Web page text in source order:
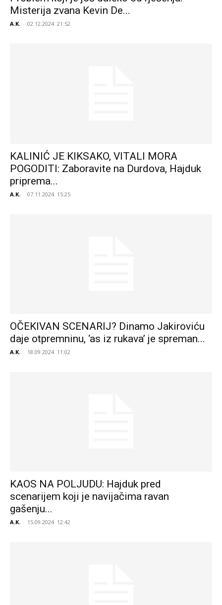
Misterija zvana Kevin De...
A.K. - 02.12.2024. 21:52
KALINIĆ JE KIKSAKO, VITALI MORA
POGODITI: Zaboravite na Durdova, Hajduk
priprema...
A.K. - 07.11.2024. 15:25
OČEKIVAN SCENARIJ? Dinamo Jakiroviću
daje otpremninu, ‘as iz rukava’ je spreman...
A.K. - 18.09.2024. 11:02
KAOS NA POLJUDU: Hajduk pred
scenarijem koji je navijačima ravan
gašenju...
A.K. - 15.09.2024. 12:42